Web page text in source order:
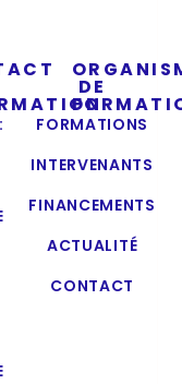
DE
FORMATIONS
INTERVENANTS
FINANCEMENTS
ACTUALITÉ
CONTACT